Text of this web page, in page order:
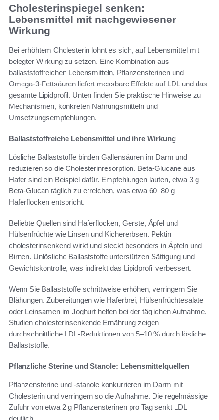
Cholesterinspiegel senken:
Lebensmittel mit nachgewiesener
Wirkung
Bei erhöhtem Cholesterin lohnt es sich, auf Lebensmittel mit
belegter Wirkung zu setzen. Eine Kombination aus
ballaststoffreichen Lebensmitteln, Pflanzensterinen und
Omega-3-Fettsäuren liefert messbare Effekte auf LDL und das
gesamte Lipidprofil. Unten finden Sie praktische Hinweise zu
Mechanismen, konkreten Nahrungsmitteln und
Umsetzungsempfehlungen.
Ballaststoffreiche Lebensmittel und ihre Wirkung
Lösliche Ballaststoffe binden Gallensäuren im Darm und
reduzieren so die Cholesterinresorption. Beta-Glucane aus
Hafer sind ein Beispiel dafür. Empfehlungen lauten, etwa 3 g
Beta-Glucan täglich zu erreichen, was etwa 60–80 g
Haferflocken entspricht.
Beliebte Quellen sind Haferflocken, Gerste, Äpfel und
Hülsenfrüchte wie Linsen und Kichererbsen. Pektin
cholesterinsenkend wirkt und steckt besonders in Äpfeln und
Birnen. Unlösliche Ballaststoffe unterstützen Sättigung und
Gewichtskontrolle, was indirekt das Lipidprofil verbessert.
Wenn Sie Ballaststoffe schrittweise erhöhen, verringern Sie
Blähungen. Zubereitungen wie Haferbrei, Hülsenfrüchtesalate
oder Leinsamen im Joghurt helfen bei der täglichen Aufnahme.
Studien cholesterinsenkende Ernährung zeigen
durchschnittliche LDL-Reduktionen von 5–10 % durch lösliche
Ballaststoffe.
Pflanzliche Sterine und Stanole: Lebensmittelquellen
Pflanzensterine und -stanole konkurrieren im Darm mit
Cholesterin und verringern so die Aufnahme. Die regelmässige
Zufuhr von etwa 2 g Pflanzensterinen pro Tag senkt LDL
deutlich.